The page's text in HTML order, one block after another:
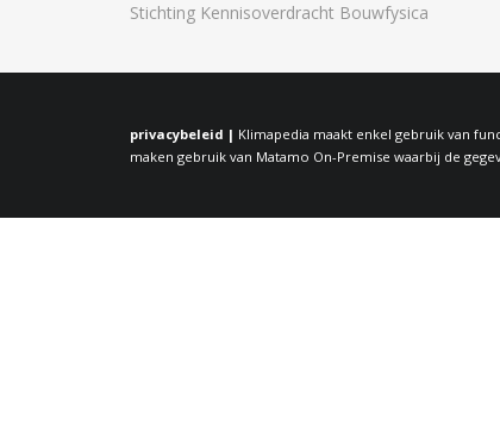
Stichting Kennisoverdracht Bouwfysica
privacybeleid | Klimapedia maakt enkel gebruik van
maken gebruik van Matamo On-Premise waarbij de